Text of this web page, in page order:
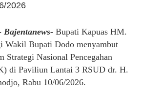
2026
Bupati Kapuas HM.
Wakil Bupati Dodo menyambut
Strategi Nasional Pencegahan
di Paviliun Lantai 3 RSUD dr. H.
Rabu 10/06/2026.